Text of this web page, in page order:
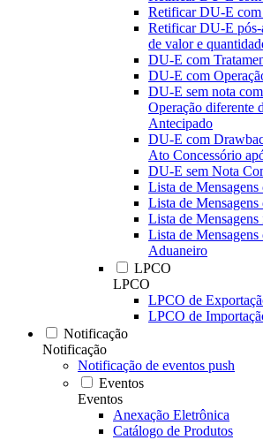
Retificar DU-E
Retificar DU-E
de valor e
DU-E com
DU-E com
DU-E sem nota
Operação diferente
Antecipado
DU-E com
Ato Concessório
DU-E sem Nota
Lista de
Lista de
Lista de
Lista de
Aduaneiro
LPCO
LPCO
LPCO de
LPCO de
Notificação
Notificação
Notificação de eventos push
Eventos
Eventos
Anexação Eletrônica
Catálogo de Produtos